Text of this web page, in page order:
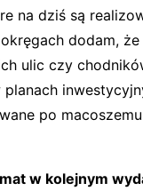
na dziś są
dodam,
ulic czy
po
w kolejnym